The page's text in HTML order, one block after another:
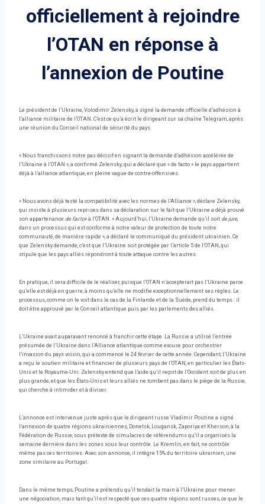
officiellement à rejoindre
l’OTAN en réponse à
l’annexion de Poutine
Le président de l’Ukraine, Volodimir Zelensky, a signé la demande officielle d’adhésion à
l’alliance militaire de l’OTAN. C’est ce qu’a écrit le dirigeant sur sa chaîne Telegram, après
une réunion du Conseil national de sécurité du pays.
« Nous franchissons notre pas décisif en signant la demande d’adhésion accélérée de
l’Ukraine à l’OTAN », a confirmé Zelensky, qui a déclaré que « de facto » le pays appartient
déjà à l’alliance atlantique, en pleine vague de contre-offensives.
« Nous avons déjà testé la compatibilité avec les normes de l’Alliance », déclare Zelensky,
qui insiste à plusieurs reprises dans sa déclaration sur le fait que l’Ukraine a déjà prouvé
son appartenance.de facto» à l’OTAN. « Aujourd’hui, l’Ukraine demande qu’il soit de jure,
dans un processus qui est conforme à notre valeur de protection de toute notre
communauté, de manière rapide », a déclaré le communiqué du président ukrainien. Ce
que Zelensky demande, c’est que l’Ukraine soit protégée par l’article 5 de l’OTAN, qui
stipule que les pays alliés répondront à toute attaque contre les autres.
En pratique, il sera difficile de le réaliser, puisque l’OTAN n’accepterait pas l’Ukraine parce
qu’elle est déjà en guerre, à moins qu’elle ne modifie exceptionnellement ses règles. Le
processus, comme on le voit dans le cas de la Finlande et de la Suède, prend du temps : il
doit être approuvé par le Conseil atlantique puis par les parlements des alliés.
L’Ukraine avait auparavant renoncé à franchir cette étape. La Russie a utilisé l’entrée
présumée de l’Ukraine dans l’Alliance atlantique comme excuse pour orchestrer
l’invasion du pays voisin, qui a commencé le 24 février de cette année. Cependant, l’Ukraine
a reçu le soutien militaire et financier de plusieurs pays de l’OTAN, en particulier les États-
Unis et le Royaume-Uni. Zelensky entend que l’aide qu’il reçoit de l’Occident soit de plus en
plus grande, et que les États-Unis et leurs alliés ne tombent pas dans le piège de la Russie,
qui cherche à intimider et à diviser.
L’annonce est intervenue juste après que le dirigeant russe Vladimir Poutine a signé
l’annexion de quatre régions ukrainiennes, Donetsk, Lougansk, Zaporiya et Kherson, à la
Fédération de Russie, sous prétexte de simulacres de référendums qu’il a organisés la
semaine dernière dans les zones sous leur contrôle. Le Kremlin, en fait, ne contrôle
même pas ces territoires. Avec son annonce, il intègre 15% du territoire ukrainien, une
zone similaire au Portugal.
Dans le même temps, Poutine a prétendu qu’il tendait la main à l’Ukraine pour mener
une négociation, mais tant qu’il est respecté que ces quatre régions sont russes, ce que le